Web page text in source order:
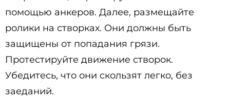
помощью анкеров. Далее, размещайте
ролики на створках. Они должны быть
защищены от попадания грязи.
Протестируйте движение створок.
Убедитесь, что они скользят легко, без
заеданий.